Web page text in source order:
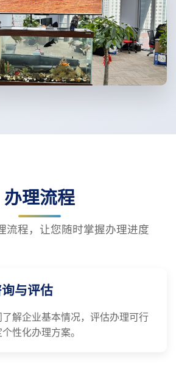
办理流程
流程，让您随时掌握办理进度
与评估
解企业基本情况，评估办理可行
性化办理方案。